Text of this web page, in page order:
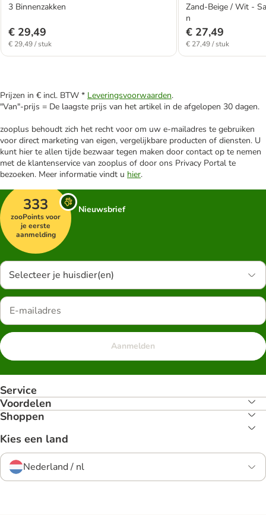
3 Binnenzakken
€ 29,49
€ 29,49 / stuk
Zand-Beige / Wit -
n
€ 27,49
€ 27,49 / stuk
Prijzen in € incl. BTW * Leveringsvoorwaarden.
"Van"-prijs = De laagste prijs van het artikel in de afgelopen 30 dagen.
zooplus behoudt zich het recht voor om uw e-mailadres te gebruiken
voor direct marketing van eigen, vergelijkbare producten of diensten. U
kunt hier te allen tijde bezwaar tegen maken door contact op te nemen
met de klantenservice van zooplus of door ons Privacy Portal te
bezoeken. Meer informatie vindt u hier.
333
zooPoints voor
je eerste
aanmelding
Nieuwsbrief
Selecteer je huisdier(en)
Aanmelden
Service
Voordelen
Shoppen
Kies een land
Nederland / nl